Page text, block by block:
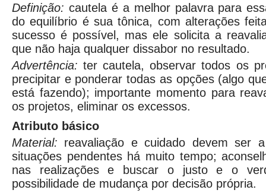
Definição: cautela é a melhor palavra para
do equilíbrio é sua tônica, com alterações
sucesso é possível, mas ele solicita a
que não haja qualquer dissabor no resultado.
Advertência:ter cautela, observar todos os
precipitar e ponderar todas as opções (algo
está fazendo); importante momento para
os projetos, eliminar os excessos.
Atributo básico
Material: reavaliação e cuidado devem ser
situações pendentes há muito tempo;
nas realizações e buscar o justo e o
possibilidade de mudança por decisão própria.